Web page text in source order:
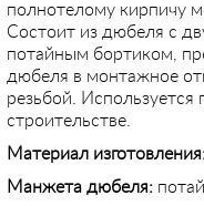
полнотелому кирпичу
Состоит из дюбеля с
потайным бортиком,
дюбеля в монтажное
резьбой.
строительстве.
Материал
Манжета дюбеля: